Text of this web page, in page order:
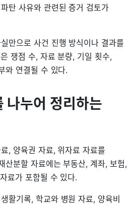
탄 사유와 관련된 증거 검토가
만으로 사건 진행 방식이나 결과를
쟁점 수, 자료 분량, 기일 횟수,
와 연결될 수 있다.
나누어 정리하는
, 양육권 자료, 위자료 자료를
산분할 자료에는 부동산, 계좌, 보험,
료가 포함될 수 있다.
활기록, 학교와 병원 자료, 양육비